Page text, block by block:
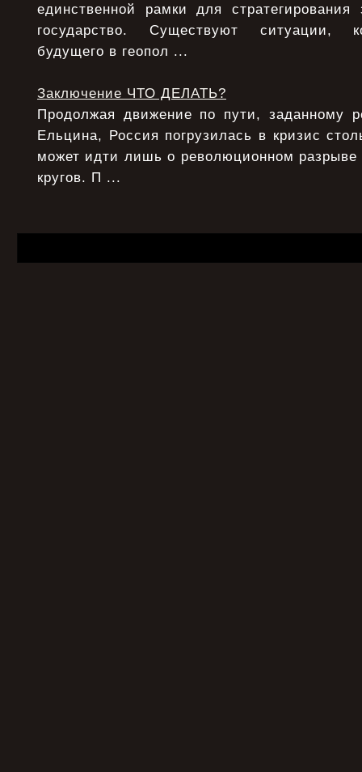
единственной рамки для
государство. Существуют ситуации,
будущего в геопол ...
Заключение ЧТО ДЕЛАТЬ?
Продолжая движение по пути, заданному
Ельцина, Россия погрузилась в кризис
может идти лишь о революционном
кругов. П ...